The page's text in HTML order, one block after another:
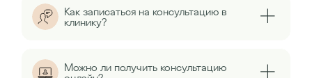
Как записаться на консультацию в
клинику?
Можно ли получить консультацию